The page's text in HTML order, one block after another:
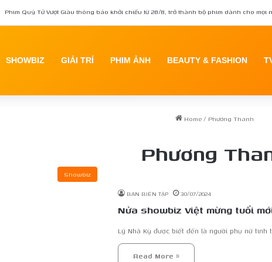
Phim Quý Tử Vượt Giàu thông báo khởi chiếu từ 28/8, trở thành bộ phim dành cho mọi
SHOWBIZ GIẢI TRÍ PHIM ẢNH BEAUTY & FASHION
Home/ Phương Thanh
Phương
Showbiz
BAN BIÊN TẬP 30/07/2024
Nửa showbiz Việt mừng tuổi
Lý Nhã Kỳ được biết đến là người phụ nữ
Read More »